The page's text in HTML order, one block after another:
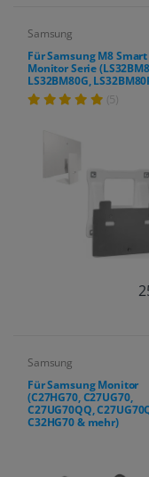
Samsung
Für Samsung M8 Smart
Monitor Serie
LS32BM80G,
(5)
Samsung
Für Samsung Monitor
(C27HG70, C27UG70,
C27UG70QQ,
C32HG70 & mehr)